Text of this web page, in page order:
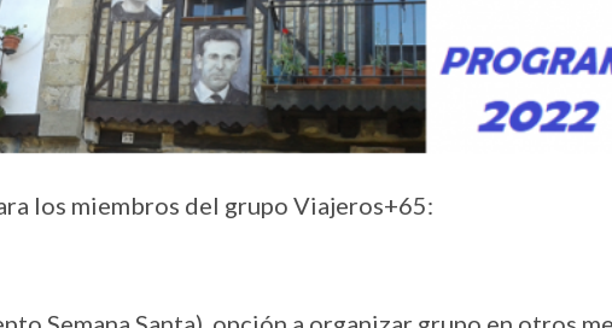
los miembros del grupo Viajeros+65: